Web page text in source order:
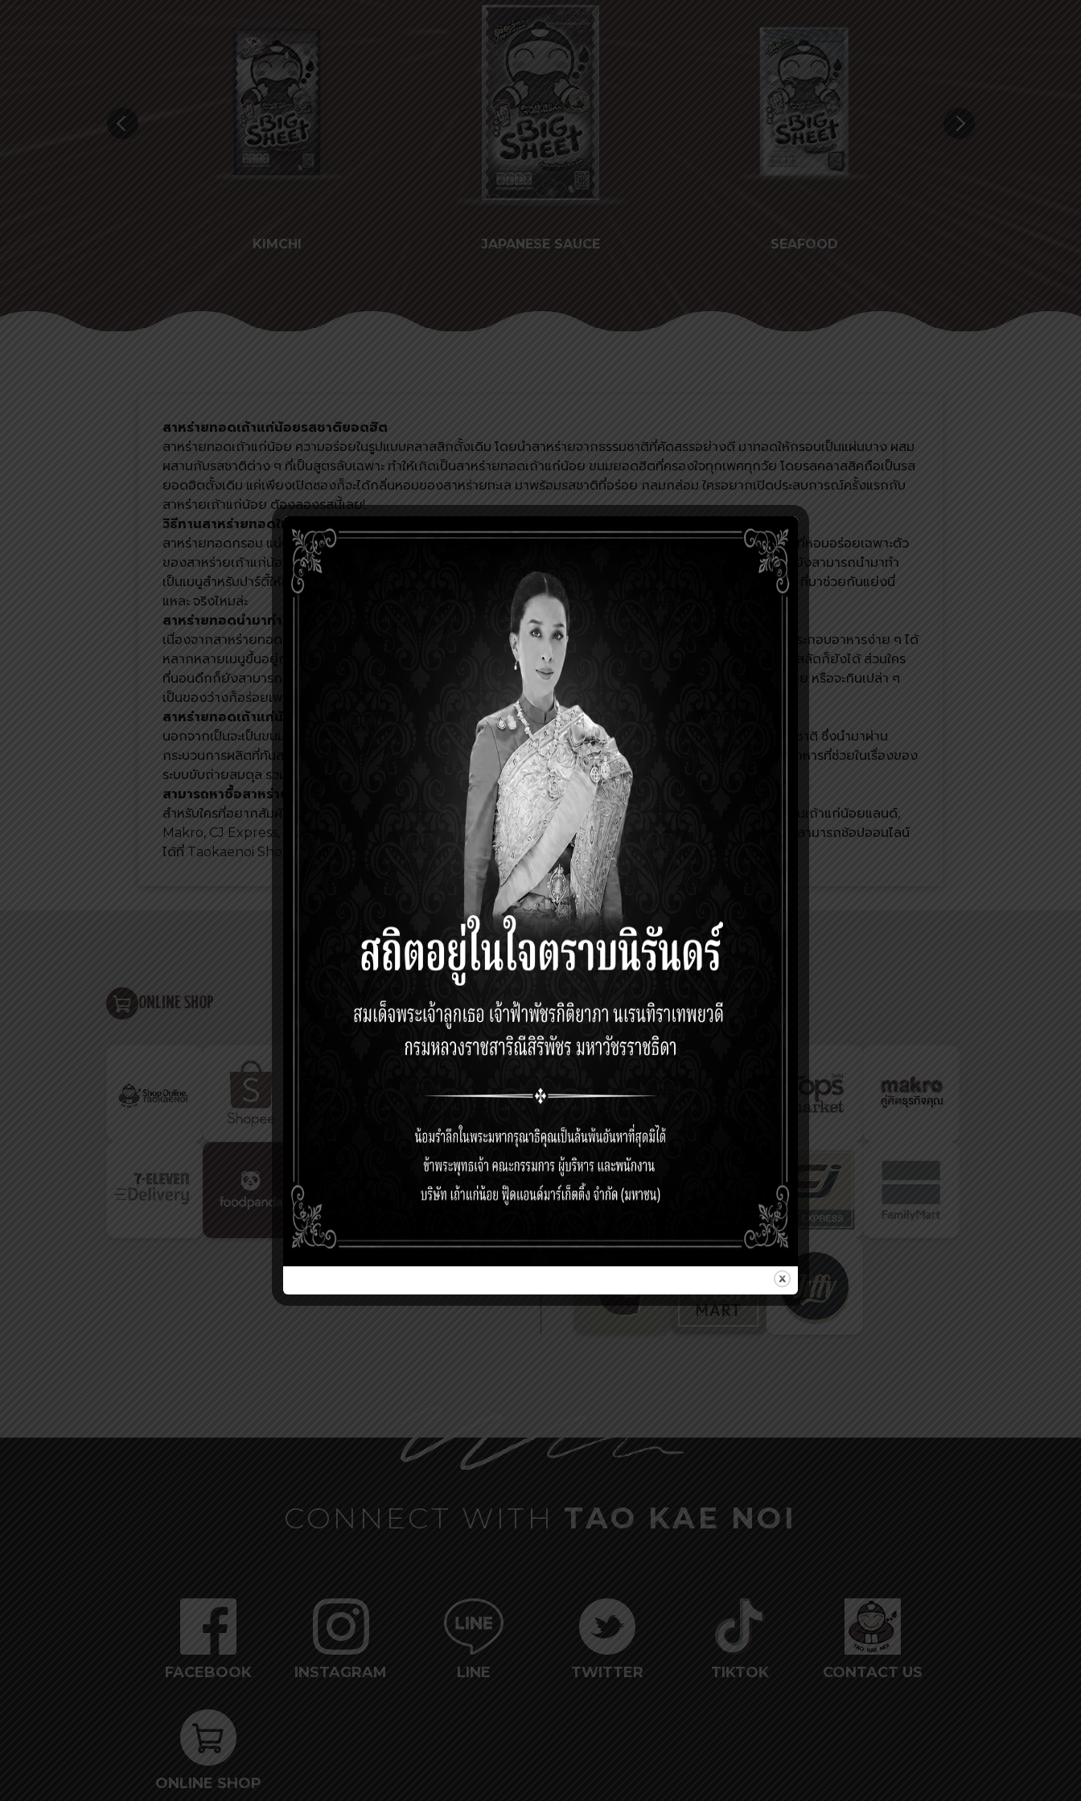
KIMCHI JAPANESE SAUCE SEAFOOD
สาหร่ายทอดเถ้าแก่น้อยรสชาติยอดฮิต
สาหร่ายทอดเถ้าแก่น้อย ความอร่อยในรูปแบบคลาสสิกดั้งเดิม โดยนำสาหร่ายจากธรรมชาติที่คัดสรรอย่างดี มาทอดให้กรอบเป็นแผ่นบาง ผสม
ผสานกับรสชาติต่าง ๆ ที่เป็นสูตรลับเฉพาะ ทำให้เกิดเป็นสาหร่ายทอดเถ้าแก่น้อย ขนมยอดฮิตที่ครองใจทุกเพศทุกวัย โดยรสคลาสสิคถือเป็นรส
ยอดฮิตดั้งเดิม แค่เพียงเปิดซองก็จะได้กลิ่นหอมของสาหร่ายทะเล มาพร้อมรสชาติที่อร่อย กลมกล่อม ใครอยากเปิดประสบการณ์ครั้งแรกกับ
สาหร่ายเถ้าแก่น้อย ต้องลองรสนี้เลย!
วิธีทานสาหร่ายทอด ให้อร่อย
สาหร่ายทอดกรอบ แน่นอนว่าหัวใจสำคัญคือเรื่องความกรอบอร่อยทั่วทั้งแผ่น จนทำให้คุณอยากกินซ้ำ ๆ และด้วยรสชาติที่หอมอร่อยเฉพาะตัว
ของสาหร่ายเถ้าแก่น้อย จึงกลายเป็นขนมที่เหมาะกับการกินในหลากหลายสถานการณ์ เพราะนอกจากเป็นของว่างแล้ว ยังสามารถนำมาทำ
เป็นเมนูสำหรับปาร์ตี้ให้เพื่อน ๆ ได้เอนจอยเพิ่มบรรยากาศให้ปาร์ตี้สนุกมากยิ่งขึ้น จะกินขนมให้อร่อยทั้งที ก็ต้องมีเพื่อน ๆ ที่มาช่วยกันแย่งนี่
แหละ จริงไหมล่ะ
สาหร่ายทอดนำมาทำอาหารอะไรได้บ้าง
เนื่องจากสาหร่ายทอด เถ้าแก่น้อยผ่านการปรุงที่พิถีพิถัน ทำให้มีรสชาติที่อร่อย กลมกล่อมลงตัว จึงทำให้สามารถนำมาประกอบอาหารง่าย ๆ ได้
หลากหลายเมนูขึ้นอยู่กับไอเดียของแต่ละคน ไม่ว่าจะนำมาโรยกินกับข้าวเพื่อเพิ่มรสชาติ หรือสายสุขภาพจะนำมากินคู่กับสลัดก็ยังได้ ส่วนใคร
ที่นอนดึกก็ยังสามารถนำมากินคู่กับบะหมี่เพื่อควบคุมน้ำหนัก และเพิ่มคุณค่าทางอาหารและความอร่อยได้อย่างหลากหลาย หรือจะกินเปล่า ๆ
เป็นของว่างก็อร่อยเพลินไปอีกแบบ
สาหร่ายทอดเถ้าแก่น้อยมีประโยชน์อย่างไร
นอกจากเป็นจะเป็นขนมกินเล่นยามว่างแล้ว สาหร่ายเถ้าแก่น้อยยังอุดมไปด้วยประโยชน์และสารอาหารจากสาหร่ายธรรมชาติ ซึ่งนำมาผ่าน
กระบวนการผลิตที่ทันสมัยทำให้สารอาหารที่สำคัญในสาหร่ายยังคงอยู่ได้นาน ไม่ว่าจะเป็นแร่ธาตุต่าง ๆ ที่สำคัญ หรือใยอาหารที่ช่วยในเรื่องของ
ระบบขับถ่ายสมดุล รวมถึงรสชาติที่อร่อย ทำให้เป็นขนมขบเคี้ยวที่เหมาะกับเด็ก ๆ และยังเหมาะกับคนรักสุขภาพอีกด้วย
สามารถหาซื้อสาหร่ายทอด
สำหรับใครที่อยากสัมผัสรสชาติความอร่อยของ
สาหร่ายทอดเถ้าแก่น้อย สามารถหาซื้อได้ที่ร้านค้าปลีกทั่วประเทศ อาทิ ร้านเถ้าแก่น้อยแลนด์,
Makro, CJ Express, 7-Eleven, Lotus’s, FamilyMart, TopsMarket, Gourmet Market, BigC และนอกจากนี้ยังสามารถช้อปออนไลน์
ได้ที่ Taokaenoi Shop Online, Shopee, Lazada, 7-Eleven Delivery และ Foodpanda
ONLINE SHOP RETAILERS
CONNECT WITH TAO KAE NOI
FACEBOOK INSTAGRAM LINE TWITTER TIKTOK CONTACT US
ONLINE SHOP